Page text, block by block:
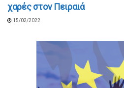
χαρές στον Πειραιά
15/02/2022